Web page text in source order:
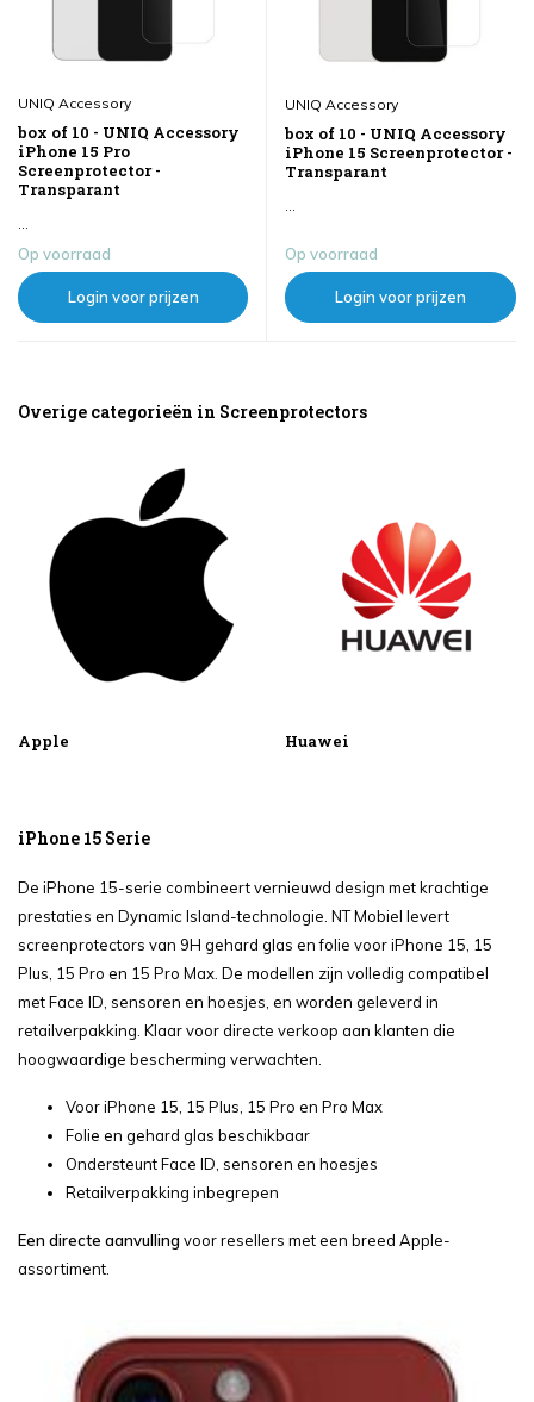
UNIQ Accessory
box of 10 - UNIQ Accessory
iPhone 15 Pro
Screenprotector -
Transparant
...
Op voorraad
Login voor prijzen
UNIQ Accessory
box of 10 - UNIQ Accessory
iPhone 15 Screenprotector -
Transparant
Op voorraad
Login voor prijzen
Overige categorieën in Screenprotectors
Apple Huawei
iPhone 15 Serie
De iPhone 15-serie combineert vernieuwd design met krachtige
prestaties en Dynamic Island-technologie. NT Mobiel levert
screenprotectors van 9H gehard glas en folie voor iPhone 15, 15
Plus, 15 Pro en 15 Pro Max. De modellen zijn volledig compatibel
met Face ID, sensoren en hoesjes, en worden geleverd in
retailverpakking. Klaar voor directe verkoop aan klanten die
hoogwaardige bescherming verwachten.
Voor iPhone 15, 15 Plus, 15 Pro en Pro Max
Folie en gehard glas beschikbaar
Ondersteunt Face ID, sensoren en hoesjes
Retailverpakking inbegrepen
Een directe aanvulling voor resellers met een breed Apple-
assortiment.